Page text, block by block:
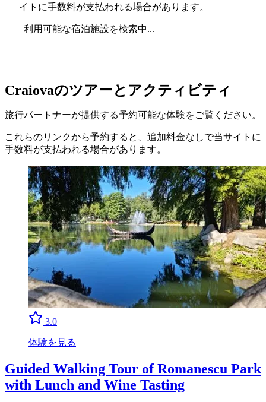
イトに手数料が支払われる場合があります。
利用可能な宿泊施設を検索中...
Craiovaのツアーとアクティビティ
旅行パートナーが提供する予約可能な体験をご覧ください。
これらのリンクから予約すると、追加料金なしで当サイトに
手数料が支払われる場合があります。
3.0
体験を見る
Guided Walking Tour of Romanescu Park
with Lunch and Wine Tasting